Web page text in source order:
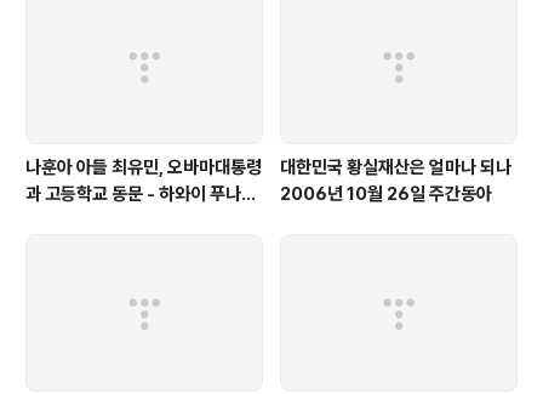
나훈아 아들 최유민, 오바마대통령
과 고등학교 동문 - 하와이 푸나호
대한민국 황실재산은 얼마나 되나
2006년 10월 26일 주간동아